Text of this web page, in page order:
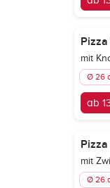
mit
Ø 26
ab
mit
Ø 26